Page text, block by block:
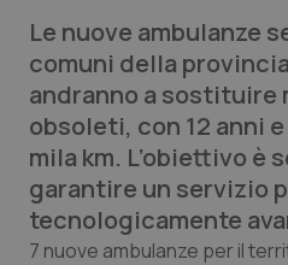
Scienza e Farmaci
Studi e Analisi
Lettere al direttore
Edizioni Regionali
Le nuove ambulanze
comuni della
andranno a sostituire
obsoleti, con 12 anni
mila km. L’obiettivo è
garantire un servizio
tecnologicamente
7 nuove ambulanze per il